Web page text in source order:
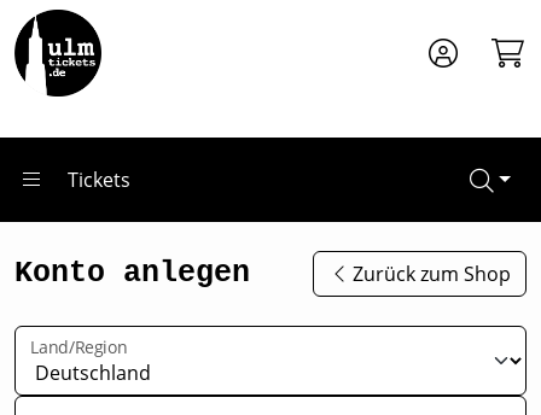
Zum Hauptinhalt springen
Tickets
Konto anlegen Zurück zum Shop
Land/Region